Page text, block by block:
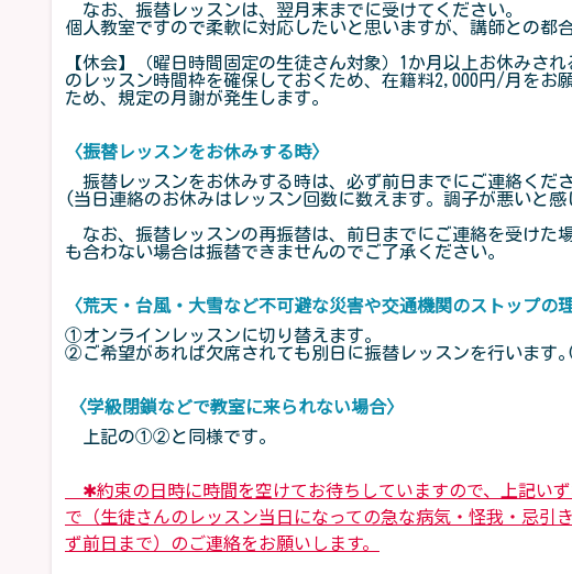
なお、振替レッスンは、翌月末までに受けてください。
個人教室ですので柔軟に対応したいと思いますが、講師との都
【休会】（曜日時間固定の生徒さん対象）1か月以上お休みさ
のレッスン時間枠を確保しておくため、在籍料2,000円/月をお
ため、規定の月謝が発生します。
〈振替レッスンをお休みする時〉
振替レッスンをお休みする時は、必ず前日までにご連絡くだ
(当日連絡のお休みはレッスン回数に数えます。調子が悪いと感
なお、振替レッスンの再振替は、前日までにご連絡を受けた
も合わない場合は振替できませんのでご了承ください。
〈荒天・台風・大雪など不可避な災害や交通機関のストップの
①オンラインレッスンに切り替えます。
②ご希望があれば欠席されても別日に振替レッスンを行います
〈学級閉鎖などで教室に来られない場合〉
上記の①②と同様です。
✱約束の日時に時間を空けてお待ちしていますので、上記い
で（生徒さんのレッスン当日になっての急な病気・怪我・忌
ず前日まで）のご連絡をお願いします。